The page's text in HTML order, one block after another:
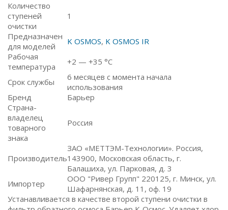
Количество
ступеней
очистки
1
Предназначен
для моделей
K OSMOS, K OSMOS IR
Рабочая
температура
+2 — +35 °C
Срок службы
6 месяцев с момента начала
использования
Бренд
Барьер
Страна-
владелец
товарного
знака
Россия
Производитель
ЗАО «МЕТТЭМ-Технологии». Россия,
143900, Московская область, г.
Балашиха, ул. Парковая, д. 3
Импортер
ООО "Ривер Групп" 220125, г. Минск, ул.
Шафарнянская, д. 11, оф. 19
Устанавливается в качестве второй ступени очистки в